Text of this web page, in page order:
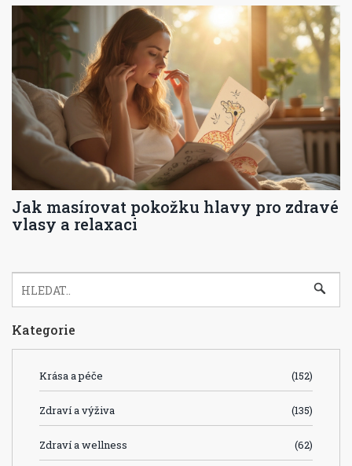
Jak masírovat pokožku hlavy pro zdravé
vlasy a relaxaci
Kategorie
Krása a péče (152)
Zdraví a výživa (135)
Zdraví a wellness (62)